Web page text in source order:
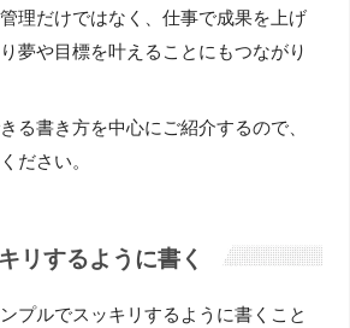
理だけではなく、仕事で成果を上げ
夢や目標を叶えることにもつながり
る書き方を中心にご紹介するので、
ださい。
リするように書く
プルでスッキリするように書くこと